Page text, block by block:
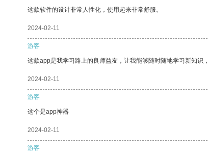
这款软件的设计非常人性化，使用起来非常舒服。
2024-02-11
游客
这款app是我学习路上的良师益友，让我能够随时随地学习新知识
2024-02-11
游客
这个是app神器
2024-02-11
游客